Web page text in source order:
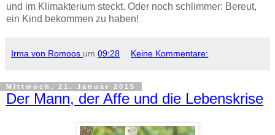
und im Klimakterium steckt. Oder noch schlimmer: Bereut,
ein Kind bekommen zu haben!
Irma von Romoos um 09:28 Keine Kommentare:
Mittwoch, 21. Januar 2015
Der Mann, der Affe und die Lebenskrise